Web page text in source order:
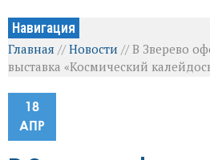
Навигация
Главная //Новости //В Зверево
выставка «Космический
18
АПР